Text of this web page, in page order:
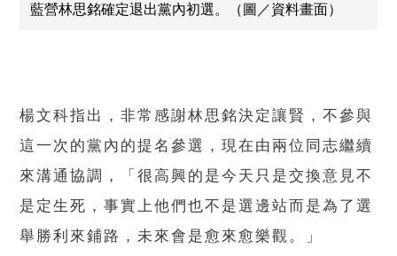
藍營林思銘確定退出黨內初選。（圖／資料畫面）
楊文科指出，非常感謝林思銘決定讓賢，不參與
這一次的黨內的提名參選，現在由兩位同志繼續
來溝通協調，「很高興的是今天只是交換意見不
是定生死，事實上他們也不是選邊站而是為了選
舉勝利來鋪路，未來會是愈來愈樂觀。」